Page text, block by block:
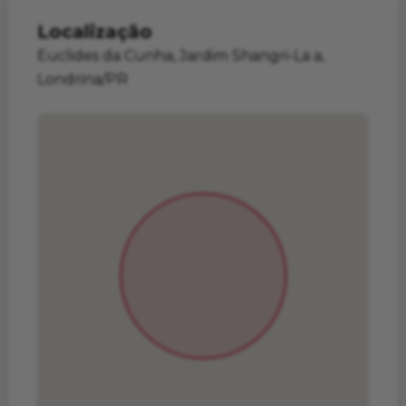
Localização
Euclides da Cunha, Jardim Shangri-La a,
Londrina/PR